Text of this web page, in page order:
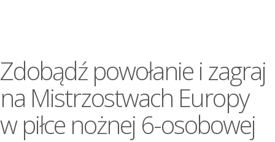
Zdobądź powołanie i zagraj
na Mistrzostwach Europy
w piłce nożnej 6-osobowej